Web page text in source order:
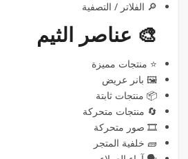
🔎 الفلاتر / التصفية
🎨 عناصر الثيم
⭐ منتجات مميزة
🖼️ بانر عريض
📦 منتجات ثابتة
🔄 منتجات متحركة
🎞️ صور متحركة
🧱 خلفية المتجر